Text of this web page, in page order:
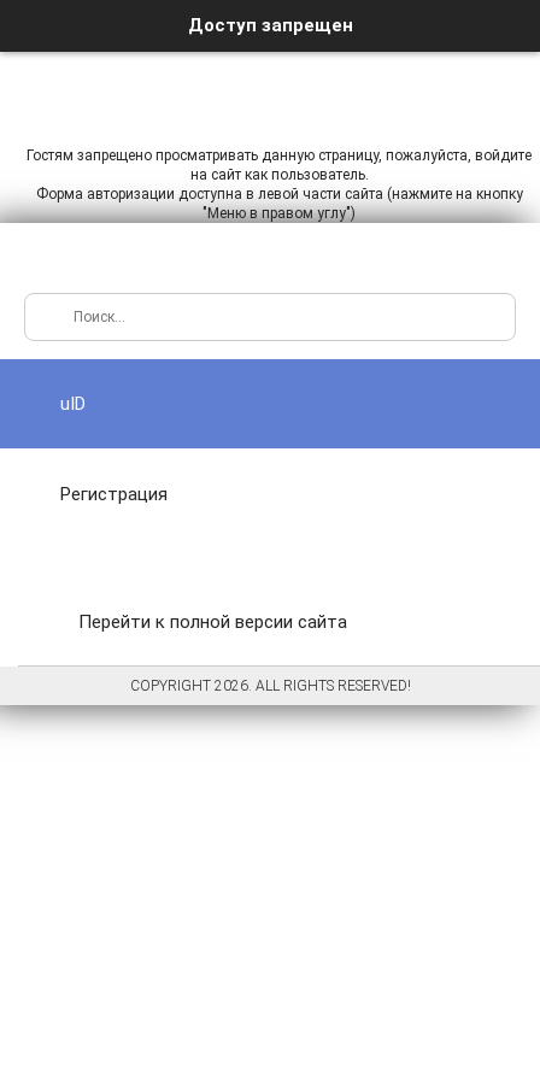
Доступ запрещен
Гостям запрещено просматривать данную страницу, пожалуйста, войдите
на сайт как пользователь.
Форма авторизации доступна в левой части сайта (нажмите на кнопку
"Меню в правом углу")
uID
Регистрация
Перейти к полной версии сайта
COPYRIGHT 2026. ALL RIGHTS RESERVED!